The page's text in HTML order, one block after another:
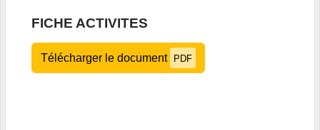
FICHE ACTIVITES
Télécharger le document PDF